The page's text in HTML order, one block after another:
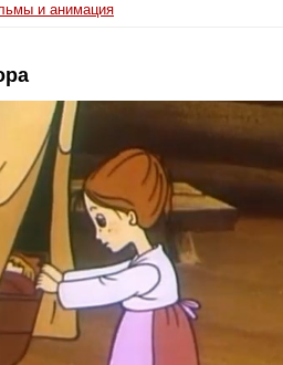
и анимация